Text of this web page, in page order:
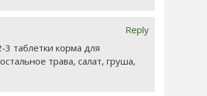
Reply
таблетки корма для
трава, салат, груша,